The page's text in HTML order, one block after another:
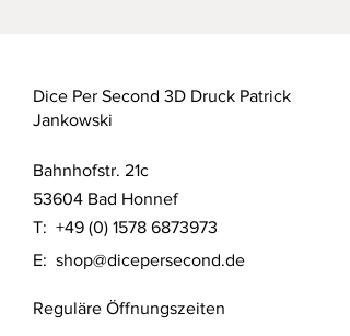
Dice Per Second 3D Druck Patrick
Jankowski
Bahnhofstr. 21c
53604 Bad Honnef
T: +49 (0) 1578 6873973
E: shop@dicepersecond.de
Reguläre Öffnungszeiten